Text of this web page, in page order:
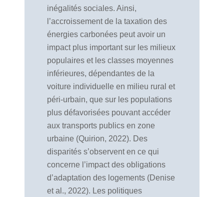
inégalités sociales. Ainsi,
l’accroissement de la taxation des
énergies carbonées peut avoir un
impact plus important sur les milieux
populaires et les classes moyennes
inférieures, dépendantes de la
voiture individuelle en milieu rural et
péri-urbain, que sur les populations
plus défavorisées pouvant accéder
aux transports publics en zone
urbaine (Quirion, 2022). Des
disparités s’observent en ce qui
concerne l’impact des obligations
d’adaptation des logements (Denise
et al., 2022). Les politiques